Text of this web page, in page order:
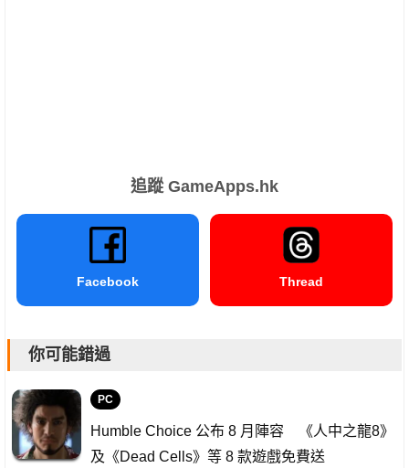
追蹤 GameApps.hk
Facebook Thread
你可能錯過
PC
Humble Choice 公布 8 月陣容 《人中之龍8》
及《Dead Cells》等 8 款遊戲免費送